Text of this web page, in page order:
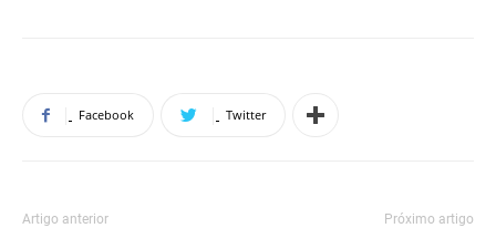
Facebook Twitter
Artigo anterior Próximo artigo